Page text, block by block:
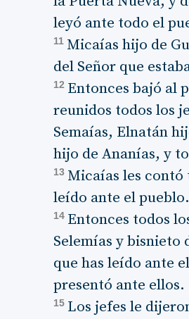
leyó ante todo el
11 Micaías hijo de
del Señor que
12 Entonces bajó al
reunidos todos los
Semaías, Elnatán
hijo de Ananías, y
13 Micaías les contó
leído ante el pueblo.
14 Entonces todos
Selemías y bisnieto
que has leído ante
presentó ante ellos.
15 Los jefes le